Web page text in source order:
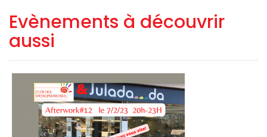
Evènements à découvrir
aussi